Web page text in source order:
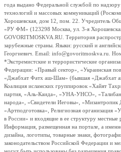
года выдано Федеральной службой по
технологий и массовых коммуникаций
Хорошевская, дом 12, пом. 22. Учредитель
«РУ ФМ» (123298 Москва, ул. 3-я
GOVORITMOSKVA.RU. Территория
зарубежные страны. Языки: русский и
Георгиевич. Email: info@govoritmoskva.ru.
*Экстремистские и террористические
Федерации: «Правый сектор», «Украинская
«Джабхат Фатх аш-Шам» (бывшая «Джабхат
Коалиция исламских группировок «Хайят
партия, «Аль-Каида», «УНА-УНСО»,
народа», «Свидетели Иеговы», «Мизантропик
«Артподготовка», Религиозная организация
в России» и входящие в ее структуру местные
Информация, размещенная на портале, а
дизайна, логотипы, товарные знаки,
законодательством Российской Федерации и